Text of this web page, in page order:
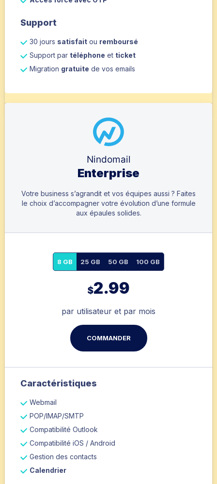
Support
30 jours satisfait ou remboursé
Support par téléphone et ticket
Migration gratuite de vos emails
Nindomail
Enterprise
Votre business s’agrandit et vos équipes aussi ? Faites
le choix d’accompagner votre évolution d’une formule
aux épaules solides.
8 GB 25 GB 50 GB 100 GB
$2.99
par utilisateur et par mois
COMMANDER
Caractéristiques
Webmail
POP/IMAP/SMTP
Compatibilité Outlook
Compatibilité iOS / Android
Gestion des contacts
Calendrier